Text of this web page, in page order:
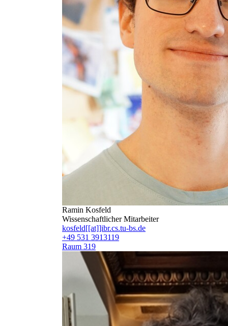
Ramin Kosfeld
Wissenschaftlicher Mitarbeiter
kosfeld[[at]]ibr.cs.tu-bs.de
+49 531 3913119
Raum 319